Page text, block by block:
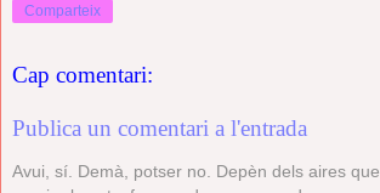
Comparteix
Cap comentari:
Publica un comentari a l'entrada
Avui, sí. Demà, potser no. Depèn dels aires que